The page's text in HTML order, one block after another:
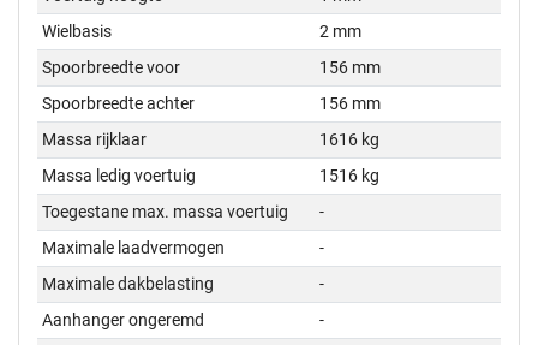
Wielbasis
2 mm
Spoorbreedte voor
156 mm
Spoorbreedte achter
156 mm
Massa rijklaar
1616 kg
Massa ledig voertuig
1516 kg
Toegestane max. massa voertuig
-
Maximale laadvermogen
-
Maximale dakbelasting
-
Aanhanger ongeremd
-